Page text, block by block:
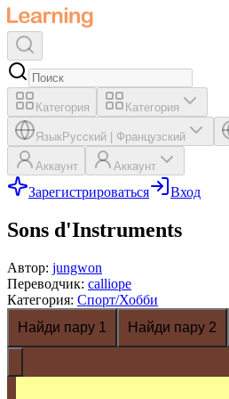
Категория Категория
ЯзыкРусский Французский
Аккаунт Аккаунт
Зарегистрироваться Вход
Sons d'Instruments
Автор: jungwon
Переводчик: calliope
Категория: Спорт/Хобби
Найди пару 1
Найди пару 2